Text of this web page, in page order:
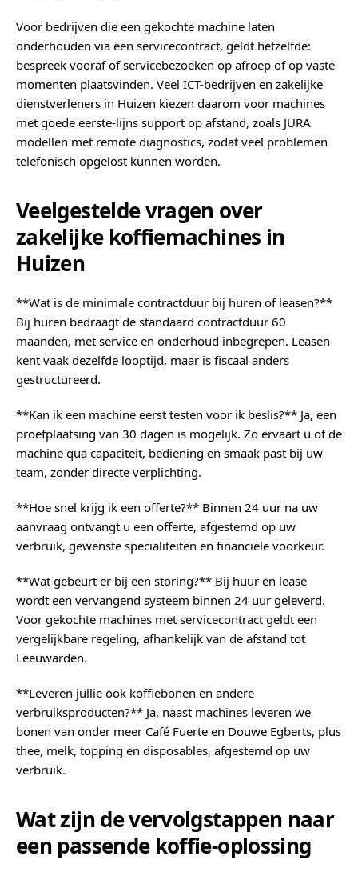
Voor bedrijven die een gekochte machine laten
onderhouden via een servicecontract, geldt hetzelfde:
bespreek vooraf of servicebezoeken op afroep of op vaste
momenten plaatsvinden. Veel ICT-bedrijven en zakelijke
dienstverleners in Huizen kiezen daarom voor machines
met goede eerste-lijns support op afstand, zoals JURA
modellen met remote diagnostics, zodat veel problemen
telefonisch opgelost kunnen worden.
Veelgestelde vragen over
zakelijke koffiemachines in
Huizen
**Wat is de minimale contractduur bij huren of leasen?**
Bij huren bedraagt de standaard contractduur 60
maanden, met service en onderhoud inbegrepen. Leasen
kent vaak dezelfde looptijd, maar is fiscaal anders
gestructureerd.
**Kan ik een machine eerst testen voor ik beslis?** Ja, een
proefplaatsing van 30 dagen is mogelijk. Zo ervaart u of de
machine qua capaciteit, bediening en smaak past bij uw
team, zonder directe verplichting.
**Hoe snel krijg ik een offerte?** Binnen 24 uur na uw
aanvraag ontvangt u een offerte, afgestemd op uw
verbruik, gewenste specialiteiten en financiële voorkeur.
**Wat gebeurt er bij een storing?** Bij huur en lease
wordt een vervangend systeem binnen 24 uur geleverd.
Voor gekochte machines met servicecontract geldt een
vergelijkbare regeling, afhankelijk van de afstand tot
Leeuwarden.
**Leveren jullie ook koffiebonen en andere
verbruiksproducten?** Ja, naast machines leveren we
bonen van onder meer Café Fuerte en Douwe Egberts, plus
thee, melk, topping en disposables, afgestemd op uw
verbruik.
Wat zijn de vervolgstappen naar
een passende koffie-oplossing